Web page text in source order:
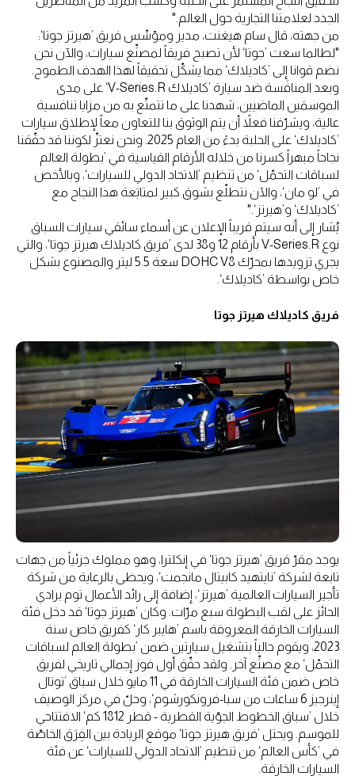
الجدد لعلامتنا التجارية حول العالم."
من جهته، قال سام هيغنت، مدير ومؤسِّس فريق ’هيرتز جوتا‘:
"لطالما سعت ’جوتا‘ لأن تصبح فريقاً لمصنِّع سيارات، والآن نحن
نضم قوانا إلى ’كاديلاك‘ مما يشكّل تحقيقاً لهذا الهدف الطموح.
وبعد المنافَسة ضد سيارة ’كاديلاك V-Series.R‘ على مدى
الموسمَين الماضيين، شهدنا على ما تتمتّع به من مزايا تنافسية
عالية، ويشرّفنا فعلاً أن يتم الوثوق بنا للتعاون معاً لإطلاق سيارات
’كاديلاك‘ على الحلبة بدءً من العام 2025. ونحن نعتزّ لكوننا قد حقّقنا
نجاحاً مبهراً كسرنا من خلاله الأرقام القياسية في ’بطولة العالم
لسباقات التحمّل‘ من تنظيم ’الاتحاد الدولي للسيارات‘، وبالأخص
في ’لو مان‘، والآن نتطلّع بشوق كبير لمتابَعة هذا النجاح مع
’كاديلاك‘ و’هيرتز‘."
يُشار إلى أنه سيتم قريباً الإعلان عن أسماء سائقي سيارات السباق
نوع V-Series.R بأرقام 12 و38 لدى ’فريق كاديلاك هيرتز جوتا‘، والتي
يجري تزويدها بمحرّك DOHC V8 سعة 5.5 ليتر والمصنوع بشكل
خاص بواسطة ’كاديلاك‘.
فريق كاديلاك هيرتز جوتا
يوجد مقرّ فريق ’هيرتز جوتا‘ في إنكلترا، وهو مملوك جزئياً من جهات
تابعة لشركة ’نايتهيد كابيتال مانجمت‘، ويحظى بالرعاية من شركة
تأجير السيارات العالمية ’هيرتز‘، إضافة إلى رائد الأعمال توم برادي
الحائز على لقب البطولة سبع مرّات. وكان ’هيرتز جوتا‘ قد دخل فئة
السيارات الخارقة المعروفة باسم ’هايبر كار‘ كفريق خاص سنة
2023، ويقوم حالياً بتشغيل سيارتين ضمن ’بطولة العالم لسباقات
التحمّل‘ مع مصنِّع آخر. ولقد حقّق أول فوز إجمالي تاريخي لفريق
خاص ضمن فئة السيارات الخارقة في 11 مايو خلال سباق ’توتال
إينرجيز 6 ساعات من سبا-فرونكورشوم‘، وحلّ في مركز الوصيف
خلال ’سباق الخطوط الجوّية القطرية - قطر 1812 كم‘ الافتتاحي
للموسم. ويحتل ’فريق هيرتز جوتا‘ موقع الريادة بين الفِرَق الخاصّة
في ’كأس العالم‘ من تنظيم ’الاتحاد الدولي للسيارات‘ عن فئة
السيارات الخارقة.